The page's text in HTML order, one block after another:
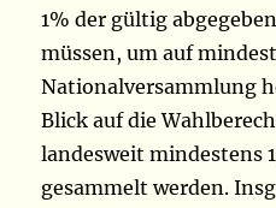
1% der gültig
müssen, um auf
Nationalversammlung
Blick auf die
landesweit mindestens
gesammelt werden.